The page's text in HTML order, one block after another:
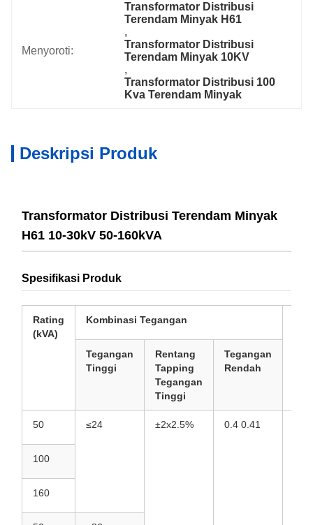
Menyoroti:
Transformator Distribusi
Terendam Minyak H61
,
Transformator Distribusi
Terendam Minyak 10KV
,
Transformator Distribusi 100
Kva Terendam Minyak
Deskripsi Produk
Transformator Distribusi Terendam Minyak
H61 10-30kV 50-160kVA
Spesifikasi Produk
Rating
(kVA)
Kombinasi Tegangan
Tegangan
Tinggi
Rentang
Tapping
Tegangan
Tinggi
Tegangan
Rendah
50 ≤24 ±2x2.5% 0.4 0.41
100
160